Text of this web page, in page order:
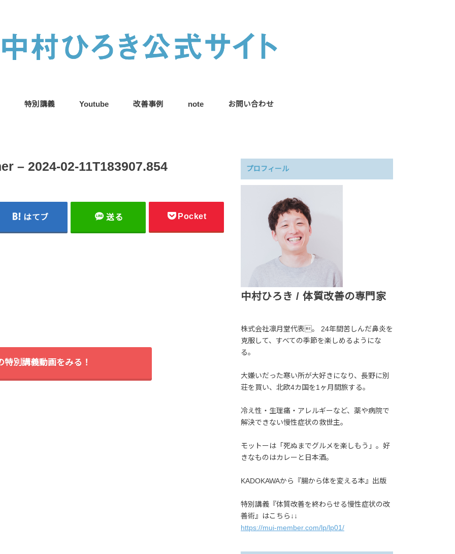
特別講義 Youtube 改善事例 note お問い合わせ
– 2024-02-11T183907.854
はてブ 送る Pocket
特別講義動画をみる！
プロフィール
中村ひろき / 体質改善の専門家
株式会社凛月堂代表。 24年間苦しんだ鼻炎を
克服して、すべての季節を楽しめるようにな
る。
大嫌いだった寒い所が大好きになり、長野に別
荘を買い、北欧4カ国を1ヶ月間旅する。
冷え性・生理痛・アレルギーなど、薬や病院で
解決できない慢性症状の救世主。
モットーは「死ぬまでグルメを楽しもう」。好
きなものはカレーと日本酒。
KADOKAWAから『腸から体を変える本』出版
特別講義『体質改善を終わらせる慢性症状の改
善術』はこちら↓↓
https://mui-member.com/lp/lp01/